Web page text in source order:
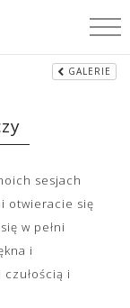
GALERIE
sesjach
otwieracie się
w pełni
i
i